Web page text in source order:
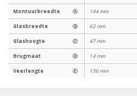
Montuurbreedte Ⓐ 144 mm
Glasbreedte Ⓑ 62 mm
Glashoogte Ⓒ 47 mm
Brugmaat Ⓓ 14 mm
Veerlengte Ⓔ 136 mm